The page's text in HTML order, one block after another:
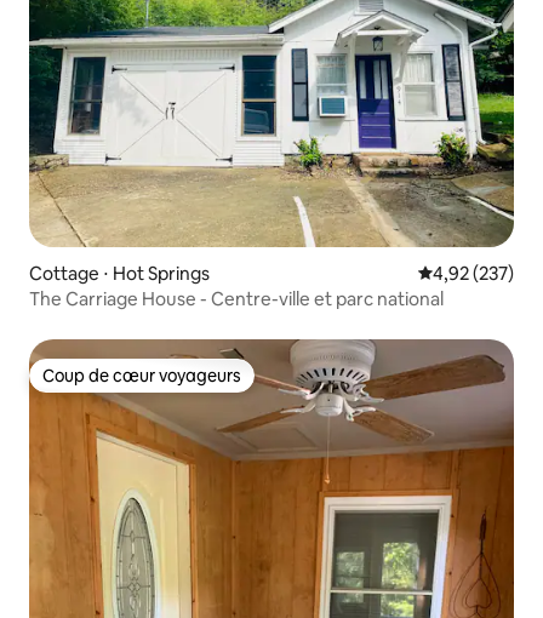
Cottage ⋅ Hot Springs Évaluation
4,92 (237)
The Carriage House - Centre-ville et parc national
Coup de cœur voyageurs
Coup de cœur voyageurs